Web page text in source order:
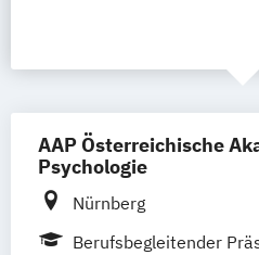
AAP Österreichische
Psychologie
Nürnberg
Berufsbegleitender